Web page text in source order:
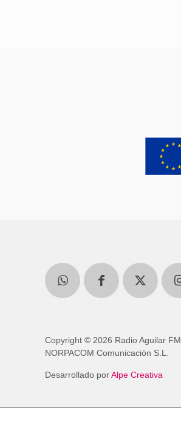
Copyright © 2026 Radio Aguilar FM
NORPACOM Comunicación S.L.
Desarrollado porAlpe Creativa